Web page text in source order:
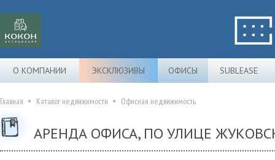
О КОМПАНИИ ЭКСКЛЮЗИВЫ ОФИСЫ SUBLEASE
Главная Каталог недвижимости Офисная недвижимость
АРЕНДА ОФИСА, ПО УЛИЦЕ